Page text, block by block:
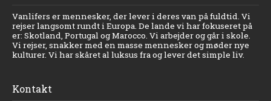
Vanlifers er mennesker, der lever i deres van på fuldtid. Vi
rejser langsomt rundt i Europa. De lande vi har fokuseret på
er: Skotland, Portugal og Marocco. Vi arbejder og går i skole.
Vi rejser, snakker med en masse mennesker og møder nye
kulturer. Vi har skåret al luksus fra og lever det simple liv.
Kontakt